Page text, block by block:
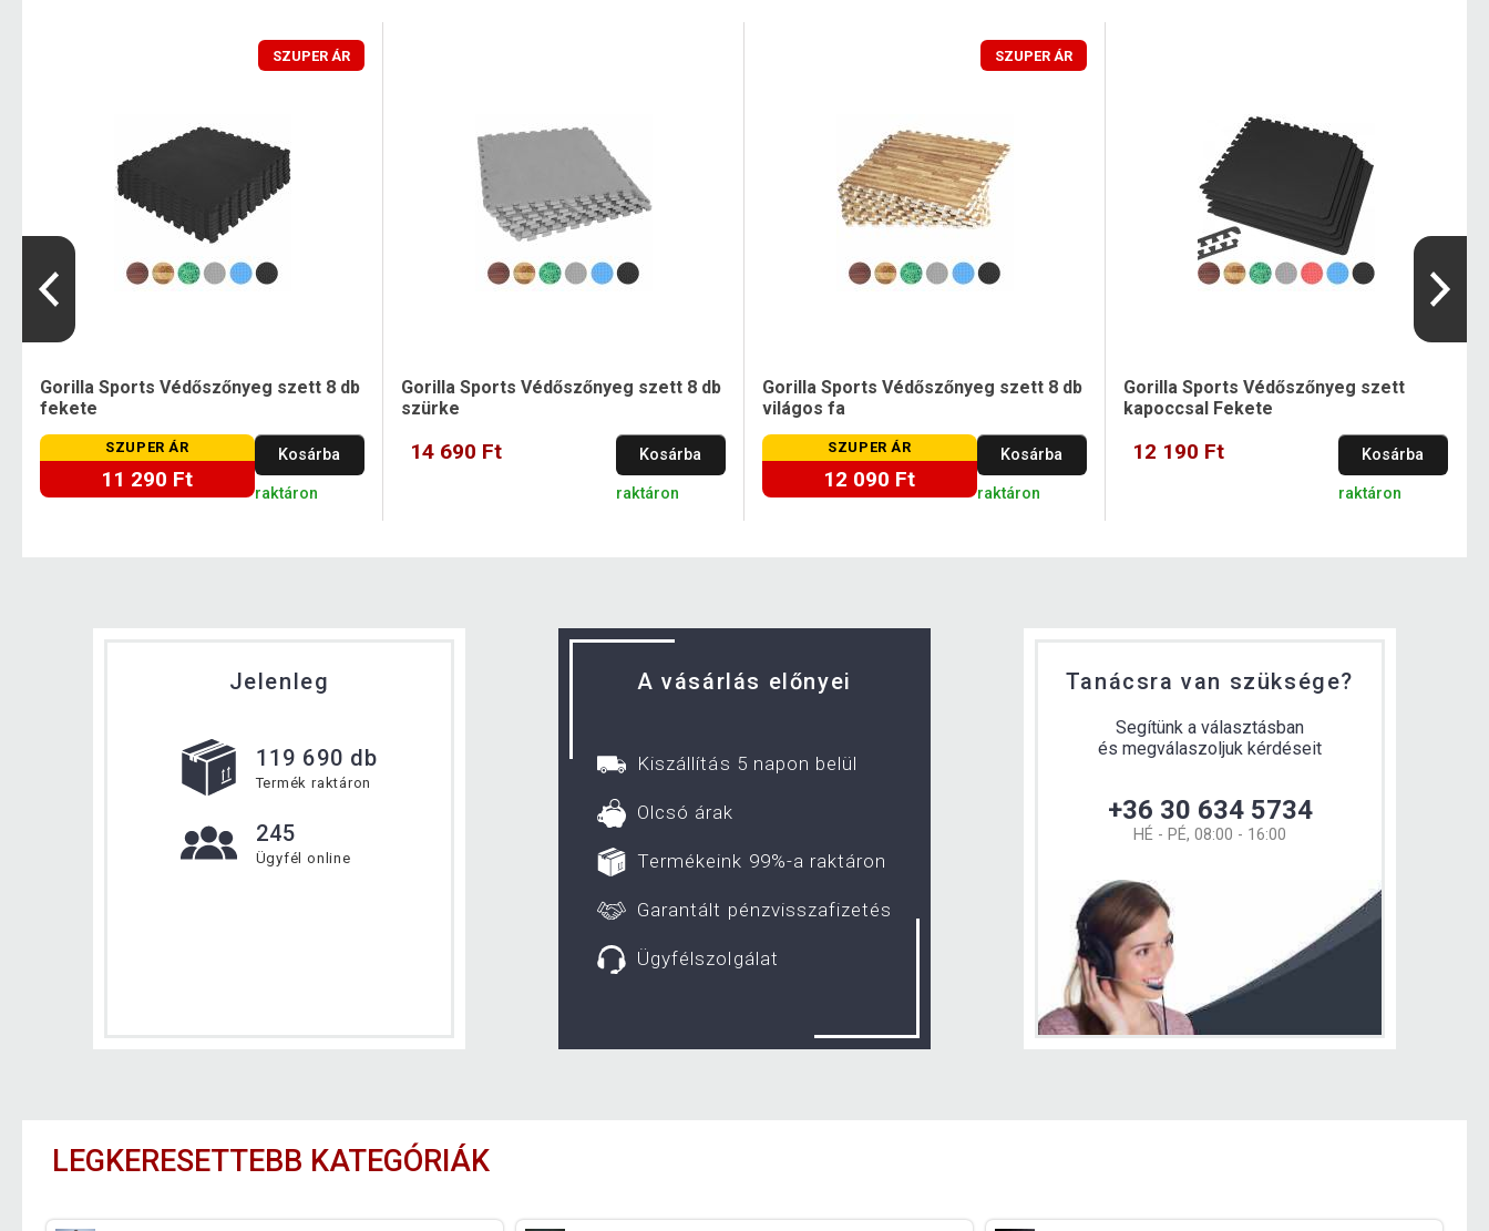
SZUPER ÁR
Gorilla Sports Védőszőnyeg szett 8 db
fekete
SZUPER ÁR
11 290 Ft
Kosárba
raktáron
Gorilla Sports Védőszőnyeg szett 8 db
szürke
14 690 Ft Kosárba
raktáron
SZUPER ÁR
Gorilla Sports Védőszőnyeg szett 8 db
világos fa
SZUPER ÁR
12 090 Ft
Kosárba
raktáron
Gorilla Sports Védőszőnyeg szett
kapoccsal Fekete
12 190 Ft Kosárba
raktáron
Jelenleg
119 690 db
Termék raktáron
245
Ügyfél online
A vásárlás előnyei
Kiszállítás 5 napon belül
Olcsó árak
Termékeink 99%-a raktáron
Garantált pénzvisszafizetés
Ügyfélszolgálat
Tanácsra van szüksége?
Segítünk a választásban
és megválaszoljuk kérdéseit
+36 30 634 5734
HÉ - PÉ, 08:00 - 16:00
LEGKERESETTEBB KATEGÓRIÁK